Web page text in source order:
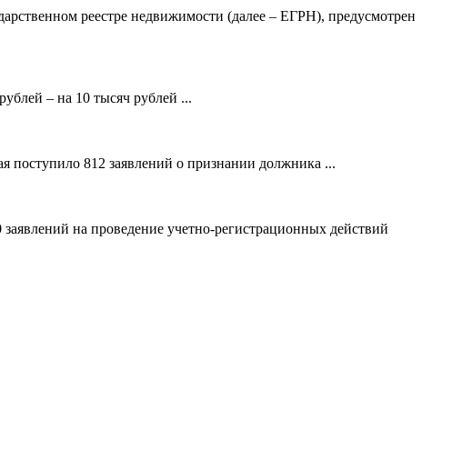
реестре недвижимости (далее – ЕГРН), предусмотрен
– на 10 тысяч рублей ...
поступило 812 заявлений о признании должника ...
на проведение учетно-регистрационных действий